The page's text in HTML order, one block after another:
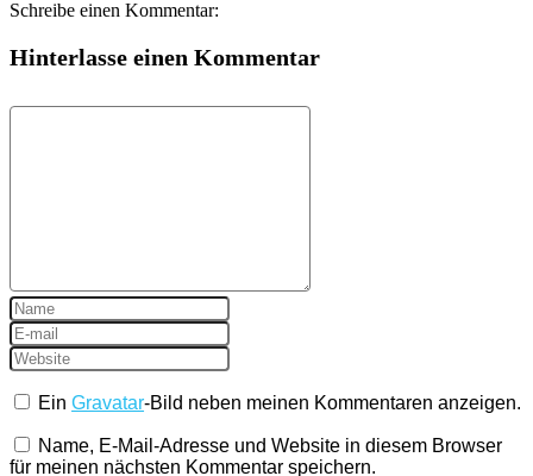
Schreibe einen Kommentar:
Hinterlasse einen Kommentar
EinGravatar-Bild neben meinen Kommentaren anzeigen.
Name, E-Mail-Adresse und Website in diesem Browser
für meinen nächsten Kommentar speichern.